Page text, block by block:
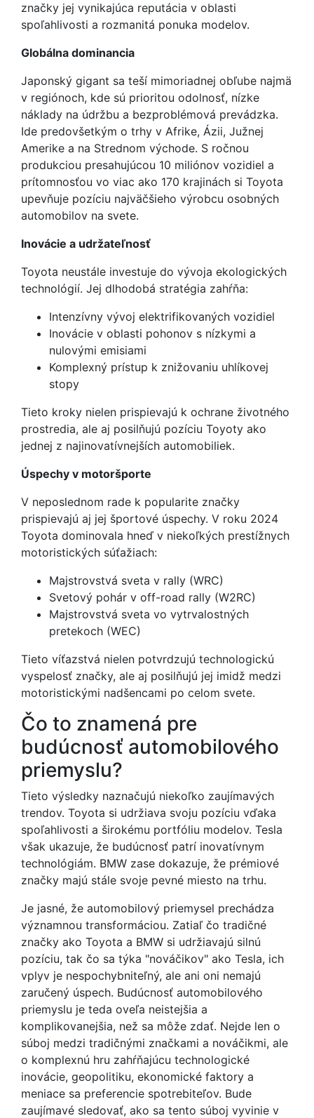
značky jej vynikajúca reputácia v oblasti
spoľahlivosti a rozmanitá ponuka modelov.
Globálna dominancia
Japonský gigant sa teší mimoriadnej obľube najmä
v regiónoch, kde sú prioritou odolnosť, nízke
náklady na údržbu a bezproblémová prevádzka.
Ide predovšetkým o trhy v Afrike, Ázii, Južnej
Amerike a na Strednom východe. S ročnou
produkciou presahujúcou 10 miliónov vozidiel a
prítomnosťou vo viac ako 170 krajinách si Toyota
upevňuje pozíciu najväčšieho výrobcu osobných
automobilov na svete.
Inovácie a udržateľnosť
Toyota neustále investuje do vývoja ekologických
technológií. Jej dlhodobá stratégia zahŕňa:
Intenzívny vývoj elektrifikovaných vozidiel
Inovácie v oblasti pohonov s nízkymi a
nulovými emisiami
Komplexný prístup k znižovaniu uhlíkovej
stopy
Tieto kroky nielen prispievajú k ochrane životného
prostredia, ale aj posilňujú pozíciu Toyoty ako
jednej z najinovatívnejších automobiliek.
Úspechy v motoršporte
V neposlednom rade k popularite značky
prispievajú aj jej športové úspechy. V roku 2024
Toyota dominovala hneď v niekoľkých prestížnych
motoristických súťažiach:
Majstrovstvá sveta v rally (WRC)
Svetový pohár v off-road rally (W2RC)
Majstrovstvá sveta vo vytrvalostných
pretekoch (WEC)
Tieto víťazstvá nielen potvrdzujú technologickú
vyspelosť značky, ale aj posilňujú jej imidž medzi
motoristickými nadšencami po celom svete.
Čo to znamená pre
budúcnosť automobilového
priemyslu?
Tieto výsledky naznačujú niekoľko zaujímavých
trendov. Toyota si udržiava svoju pozíciu vďaka
spoľahlivosti a širokému portfóliu modelov. Tesla
však ukazuje, že budúcnosť patrí inovatívnym
technológiám. BMW zase dokazuje, že prémiové
značky majú stále svoje pevné miesto na trhu.
Je jasné, že automobilový priemysel prechádza
významnou transformáciou. Zatiaľ čo tradičné
značky ako Toyota a BMW si udržiavajú silnú
pozíciu, tak čo sa týka "nováčikov" ako Tesla, ich
vplyv je nespochybniteľný, ale ani oni nemajú
zaručený úspech. Budúcnosť automobilového
priemyslu je teda oveľa neistejšia a
komplikovanejšia, než sa môže zdať. Nejde len o
súboj medzi tradičnými značkami a nováčikmi, ale
o komplexnú hru zahŕňajúcu technologické
inovácie, geopolitiku, ekonomické faktory a
meniace sa preferencie spotrebiteľov. Bude
zaujímavé sledovať, ako sa tento súboj vyvinie v